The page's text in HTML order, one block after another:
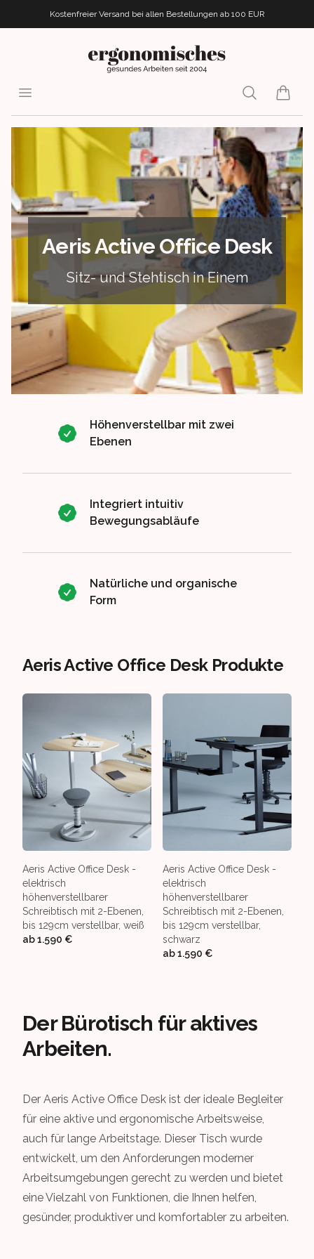
Kostenfreier Versand bei allen Bestellungen ab 100 EUR
ergonomisches.de
Open menu Search
items
Aeris Active Office Desk
Sitz- und Stehtisch in Einem
Höhenverstellbar mit zwei
Ebenen
Integriert intuitiv
Bewegungsabläufe
Natürliche und organische
Form
Aeris Active Office Desk Produkte
Aeris Active Office Desk -
elektrisch
höhenverstellbarer
Schreibtisch mit 2-Ebenen,
bis 129cm verstellbar, weiß
ab1.590 €
Aeris Active Office Desk -
elektrisch
höhenverstellbarer
Schreibtisch mit 2-Ebenen,
bis 129cm verstellbar,
schwarz
ab1.590 €
Der Bürotisch für aktives
Arbeiten.
Der Aeris Active Office Desk ist der ideale Begleiter
für eine aktive und ergonomische Arbeitsweise,
auch für lange Arbeitstage. Dieser Tisch wurde
entwickelt, um den Anforderungen moderner
Arbeitsumgebungen gerecht zu werden und bietet
eine Vielzahl von Funktionen, die Ihnen helfen,
gesünder, produktiver und komfortabler zu arbeiten.